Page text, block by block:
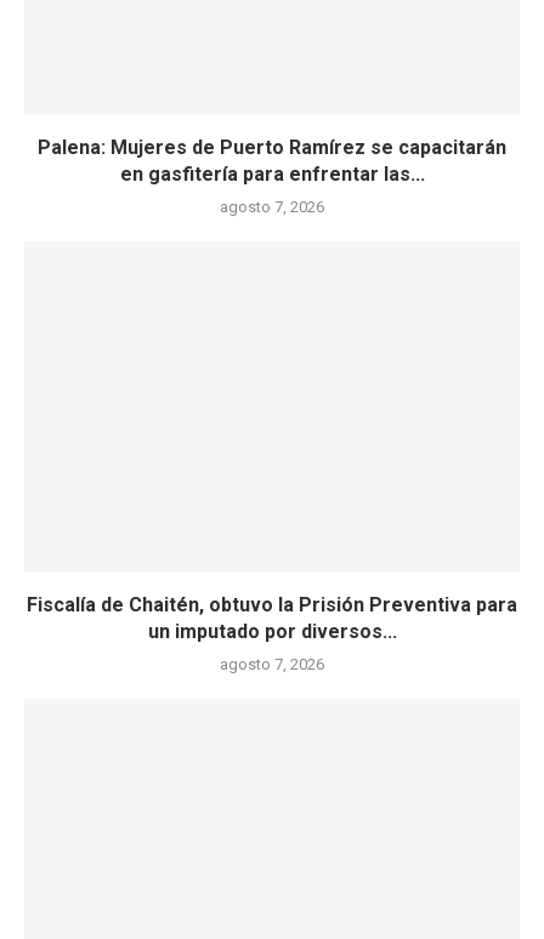
Palena: Mujeres de Puerto Ramírez se capacitarán
en gasfitería para enfrentar las...
agosto 7, 2026
Fiscalía de Chaitén, obtuvo la Prisión Preventiva para
un imputado por diversos...
agosto 7, 2026